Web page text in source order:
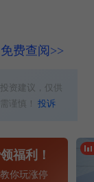
费查阅>>
资建议，仅供
谨慎！投诉
福利！
你玩涨停